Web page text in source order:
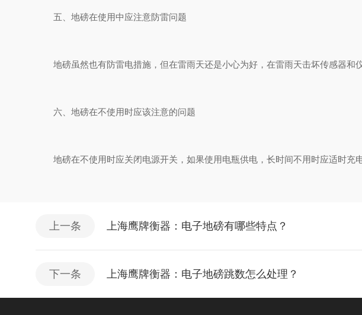
五、地磅在使用中应注意防雷问题
地磅虽然也有防雷电措施，但在雷雨天还是小心为好，在雷雨天击坏传感器和
六、地磅在不使用时应该注意的问题
地磅在不使用时应关闭电源开关，如果使用电瓶供电，长时间不用时应适时充电
上一条 上海鹰牌衡器：电子地磅有哪些特点？
下一条 上海鹰牌衡器：电子地磅跳数怎么处理？